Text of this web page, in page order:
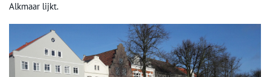
Alkmaar lijkt.